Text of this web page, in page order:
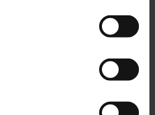
zu
Qualität der Trauben